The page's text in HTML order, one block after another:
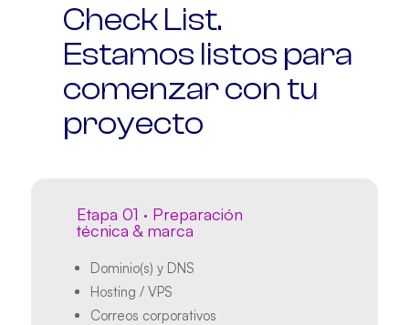
Check List.
Estamos listos para
comenzar con tu
proyecto
Etapa 01 · Preparación
técnica & marca
Dominio(s) y DNS
Hosting / VPS
Correos corporativos